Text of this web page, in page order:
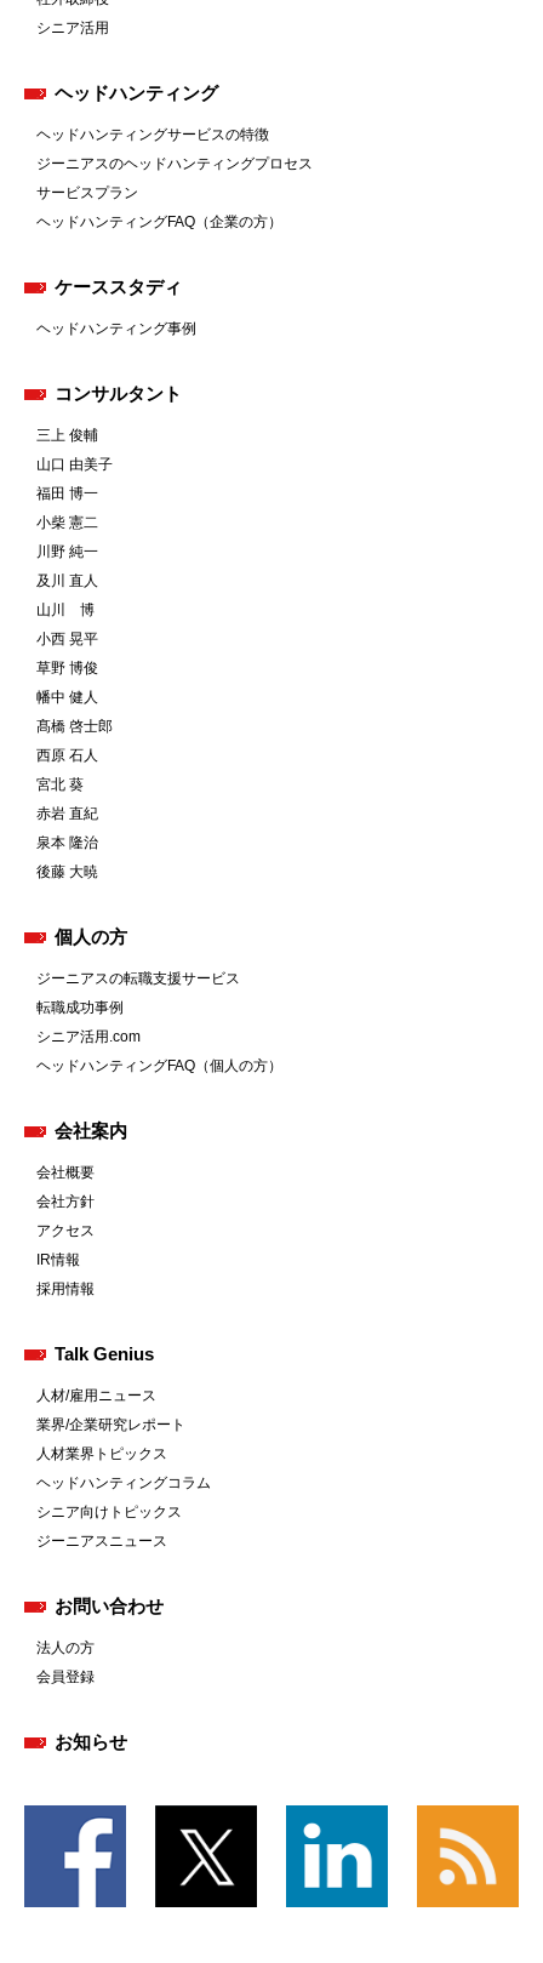
シニア活用
ヘッドハンティング
ヘッドハンティングサービスの特徴
ジーニアスのヘッドハンティングプロセス
サービスプラン
ヘッドハンティングFAQ（企業の方）
ケーススタディ
ヘッドハンティング事例
コンサルタント
三上 俊輔
山口 由美子
福田 博一
小柴 憲二
川野 純一
及川 直人
山川 博
小西 晃平
草野 博俊
幡中 健人
髙橋 啓士郎
西原 石人
宮北 葵
赤岩 直紀
泉本 隆治
後藤 大暁
個人の方
ジーニアスの転職支援サービス
転職成功事例
シニア活用.com
ヘッドハンティングFAQ（個人の方）
会社案内
会社概要
会社方針
アクセス
IR情報
採用情報
Talk Genius
人材/雇用ニュース
業界/企業研究レポート
人材業界トピックス
ヘッドハンティングコラム
シニア向けトピックス
ジーニアスニュース
お問い合わせ
法人の方
会員登録
お知らせ